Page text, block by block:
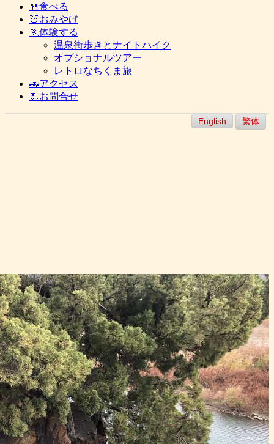
🍴食べる
🍑おみやげ
🏃体験する
温泉街歩きとナイトハイク
オプショナルツアー
レトロなちくま旅
🚗アクセス
📃お問合せ
English 繁体